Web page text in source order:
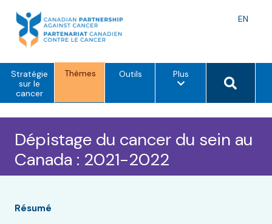
content
EN
Stratégie
sur le
cancer
Thèmes Outils Pluso
i
d
Search
Dépistage du cancer du sein au
Canada : 2021-2022
Résumé